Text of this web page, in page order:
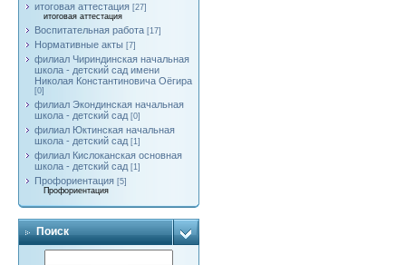
итоговая аттестация [27]
итоговая аттестация
Воспитательная работа [17]
Нормативные акты [7]
филиал Чириндинская начальная
школа - детский сад имени
Николая Константиновича Оёгира
[0]
филиал Экондинская начальная
школа - детский сад [0]
филиал Юктинская начальная
школа - детский сад [1]
филиал Кислоканская основная
школа - детский сад [1]
Профориентация [5]
Профориентация
Поиск